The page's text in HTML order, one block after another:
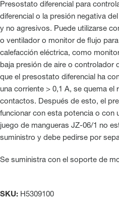
Presostato diferencial para
diferencial o la presión negativa
y no agresivos. Puede utilizarse
o ventilador o monitor de flujo
calefacción eléctrica, como
baja presión de aire o controlador
que el presostato diferencial ha
una corriente > 0,1 A, se quema
contactos. Después de esto, el
funcionar con esta potencia o con
juego de mangueras JZ-06/1 no
suministro y debe pedirse por
Se suministra con el soporte de
SKU: H5309100